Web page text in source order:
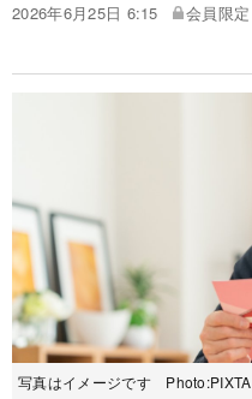
2026年6月25日 6:15
会員限定
写真はイメージです Photo:PIXTA